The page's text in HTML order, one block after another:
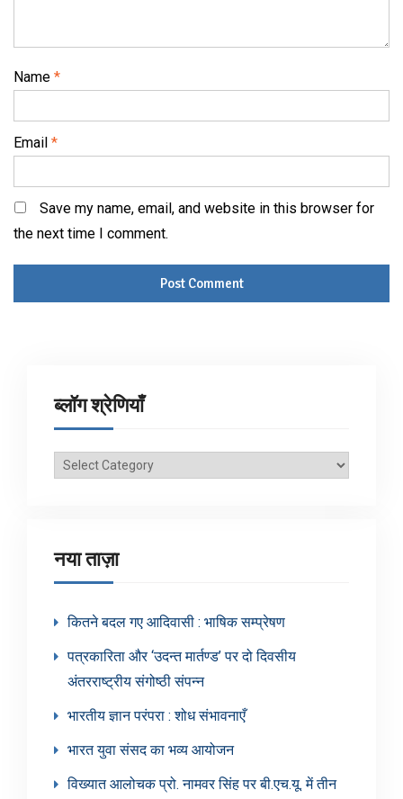
Name *
Email *
Save my name, email, and website in this browser for
the next time I comment.
ब्लॉग श्रेणियाँ
ब्लॉग
नया ताज़ा
कितने बदल गए आदिवासी : भाषिक सम्प्रेषण
पत्रकारिता और ‘उदन्त मार्तण्ड’ पर दो दिवसीय
अंतरराष्ट्रीय संगोष्ठी संपन्न
भारतीय ज्ञान परंपरा : शोध संभावनाएँ
भारत युवा संसद का भव्य आयोजन
विख्यात आलोचक प्रो. नामवर सिंह पर बी.एच.यू. में तीन